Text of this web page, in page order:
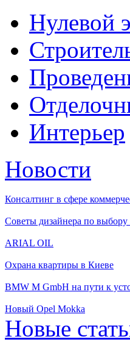
Нулевой
Интерьер
Новости
Консалтинг в сфере
Советы дизайнера по выбору
ARIAL OIL
Охрана квартиры в Киеве
BMW M GmbH на пути к
Новый Opel Mokka
Новые